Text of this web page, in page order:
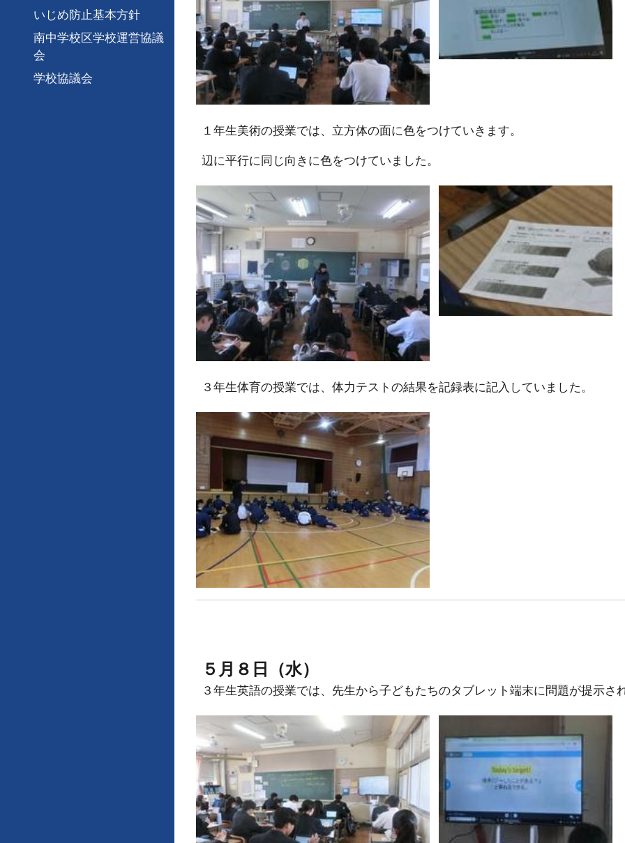
いじめ防止基本方針
南中学校区学校運営協議
会
学校協議会
１年生美術の授業では、立方体の面に色をつけていきます。
辺に平行に同じ向きに色をつけていました。
３年生体育の授業では、体力テストの結果を記録表に記入していました。
５月８日（水）
３年生英語の授業では、先生から子どもたちのタブレット端末に問題が提示